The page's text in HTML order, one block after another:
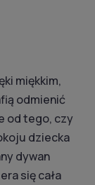
miękkim,
odmienić
od tego, czy
dziecka
dywan
się cała